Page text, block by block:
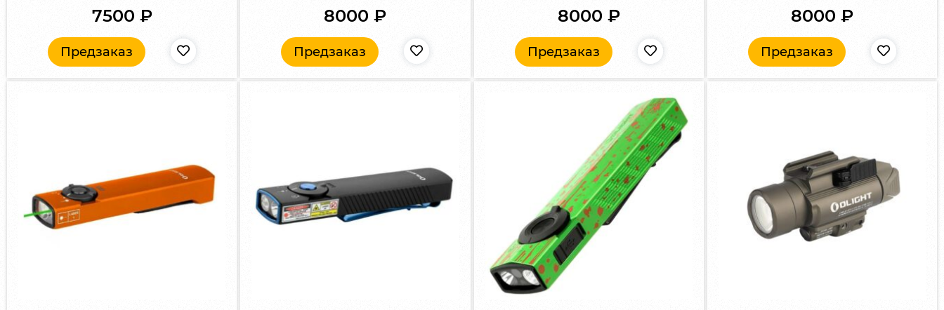
7500 ₽
Предзаказ
8000₽
Предзаказ
8000 ₽
Предзаказ
8000 ₽
Предзаказ